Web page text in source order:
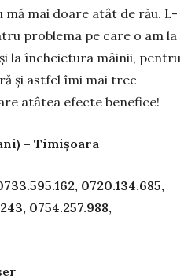
mă mai doare atât de rău. L-
problema pe care o am la
la încheietura mâinii, pentru
şi astfel îmi mai trec
atâtea efecte benefice!
– Timişoara
0720.134.685,
0754.257.988,